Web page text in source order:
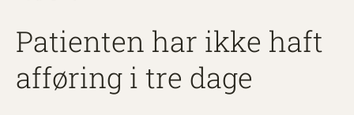
Patienten har ikke haft
afføring i tre dage